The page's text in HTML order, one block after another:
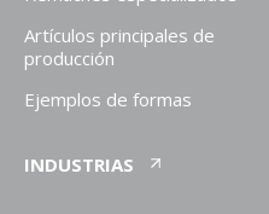
Artículos principales de
producción
Ejemplos de formas
INDUSTRIAS